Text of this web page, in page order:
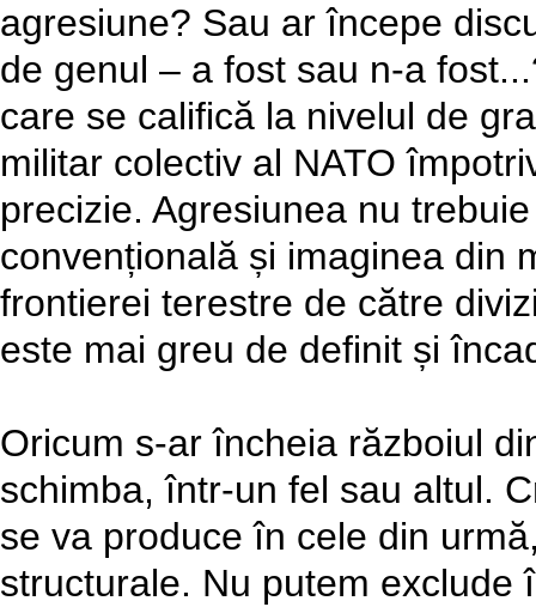
agresiune? Sau ar începe
de genul – a fost sau n-a
care se califică la nivelul de
militar colectiv al NATO
precizie. Agresiunea nu
convențională și imaginea din
frontierei terestre de către
este mai greu de definit și
Oricum s-ar încheia războiul
schimba, într-un fel sau altul.
se va produce în cele din
structurale. Nu putem exclude